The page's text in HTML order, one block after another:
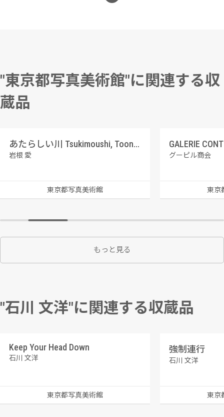
"東京都写真美術館"に関連する収
蔵品
あたらしい川 Tsukimoushi, Toono, Iwate
岩根 愛
東京都写真美術館
グーピル商会
東京
もっと見る
"石川 文洋"に関連する収蔵品
Keep Your Head Down
石川 文洋
東京都写真美術館
強制連行
石川 文洋
東京